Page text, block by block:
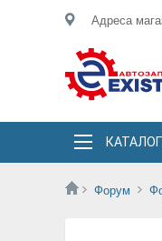
Адреса
Форум